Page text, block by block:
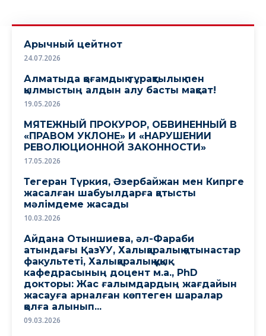
Арычный цейтнот
24.07.2026
Алматыда қоғамдық тұрақтылық пен
қылмыстың алдын алу басты мақсат!
19.05.2026
МЯТЕЖНЫЙ ПРОКУРОР, ОБВИНЕННЫЙ В
«ПРАВОМ УКЛОНЕ» И «НАРУШЕНИИ
РЕВОЛЮЦИОННОЙ ЗАКОННОСТИ»
17.05.2026
Тегеран Түркия, Әзербайжан мен Кипрге
жасалған шабуылдарға қатысты
мәлімдеме жасады
10.03.2026
Айдана Отыншиева, әл-Фараби
атындағы ҚазҰУ, Халықаралық қатынастар
факультеті, Халықаралық құқық
кафедрасының доцент м.а., PhD
докторы: Жас ғалымдардың жағдайын
жасауға арналған көптеген шаралар
қолға алынып...
09.03.2026